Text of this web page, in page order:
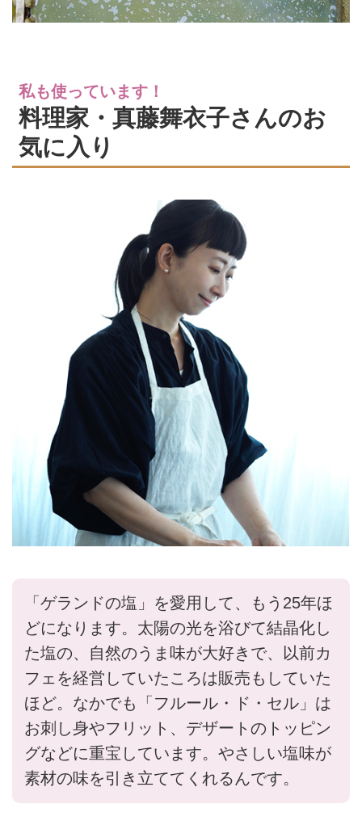
私も使っています！
料理家・真藤舞衣子さんのお
気に入り
「ゲランドの塩」を愛用して、もう25年ほ
どになります。太陽の光を浴びて結晶化し
た塩の、自然のうま味が大好きで、以前カ
フェを経営していたころは販売もしていた
ほど。なかでも「フルール・ド・セル」は
お刺し身やフリット、デザートのトッピン
グなどに重宝しています。やさしい塩味が
素材の味を引き立ててくれるんです。